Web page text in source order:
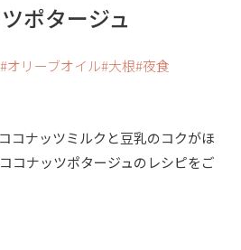
ポタージュ
オリーブオイル 大根 夜食
コナッツミルクと豆乳のコクがほ
コナッツポタージュのレシピをご